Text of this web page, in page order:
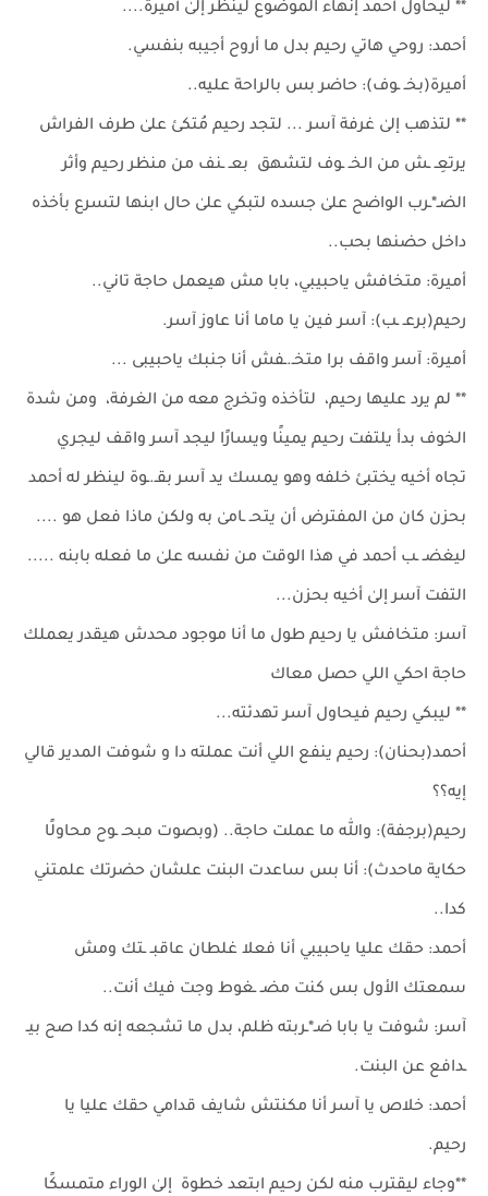
** ليحاول أحمد إنهاء الموضوع لينظر إلىٰ أميرة....
أحمد: روحي هاتي رحيم بدل ما أروح أجيبه بنفسي.
أميرة(بخـ ـوف): حاضر بس بالراحة عليه..
** لتذهب إلىٰ غرفة آسر ... لتجد رحيم مُتكئ علىٰ طرف الفراش
يرتعِـ ـش من الخـ ـوف لتشهق بعـ ـنف من منظر رحيم وأثر
الضـ*ـرب الواضح علىٰ جسده لتبكي علىٰ حال ابنها لتسرع بأخذه
داخل حضنها بحب..
أميرة: متخافش ياحبيبي، بابا مش هيعمل حاجة تاني..
رحيم(برعـ ـب): آسر فين يا ماما أنا عاوز آسر.
أميرة: آسر واقف برا متخـ.ـفش أنا جنبك ياحبيبى ...
** لم يرد عليها رحيم، لتأخذه وتخرج معه من الغرفة، ومن شدة
الخوف بدأ يلتفت رحيم يمينًا ويسارًا ليجد آسر واقف ليجري
تجاه أخيه يختبئ خلفه وهو يمسك يد آسر بقـ.ـوة لينظر له أحمد
بحزن كان من المفترض أن يتحـ ـامىٰ به ولكن ماذا فعل هو ....
ليغضـ ـب أحمد في هذا الوقت من نفسه علىٰ ما فعله بابنه .....
التفت آسر إلىٰ أخيه بحزن...
آسر: متخافش يا رحيم طول ما أنا موجود محدش هيقدر يعملك
حاجة احكي اللي حصل معاك
** ليبكي رحيم فيحاول آسر تهدئته...
أحمد(بحنان): رحيم ينفع اللي أنت عملته دا و شوفت المدير قالي
إيه؟؟
رحيم(برجفة): والله ما عملت حاجة.. (وبصوت مبحـ ـوح محاولًا
حكاية ماحدث): أنا بس ساعدت البنت علشان حضرتك علمتني
كدا..
أحمد: حقك عليا ياحبيبي أنا فعلا غلطان عاقبـ ـتك ومش
سمعتك الأول بس كنت مضـ ـغوط وجت فيك أنت..
آسر: شوفت يا بابا ضـ*ـربته ظلم، بدل ما تشجعه إنه كدا صح بيـ
ـدافع عن البنت.
أحمد: خلاص يا آسر أنا مكنتش شايف قدامي حقك عليا يا
رحيم.
**وجاء ليقترب منه لكن رحيم ابتعد خطوة إلىٰ الوراء متمسكًا